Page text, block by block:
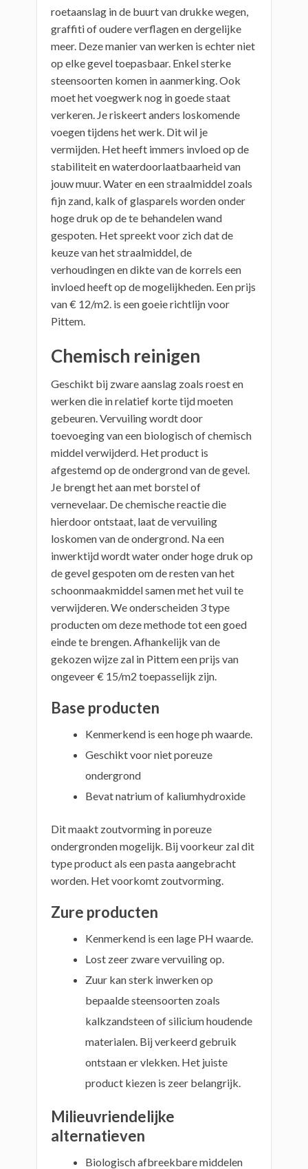
roetaanslag in de buurt van drukke wegen,
graffiti of oudere verflagen en dergelijke
meer. Deze manier van werken is echter niet
op elke gevel toepasbaar. Enkel sterke
steensoorten komen in aanmerking. Ook
moet het voegwerk nog in goede staat
verkeren. Je riskeert anders loskomende
voegen tijdens het werk. Dit wil je
vermijden. Het heeft immers invloed op de
stabiliteit en waterdoorlaatbaarheid van
jouw muur. Water en een straalmiddel zoals
fijn zand, kalk of glasparels worden onder
hoge druk op de te behandelen wand
gespoten. Het spreekt voor zich dat de
keuze van het straalmiddel, de
verhoudingen en dikte van de korrels een
invloed heeft op de mogelijkheden. Een prijs
van € 12/m2. is een goeie richtlijn voor
Pittem.
Chemisch reinigen
Geschikt bij zware aanslag zoals roest en
werken die in relatief korte tijd moeten
gebeuren. Vervuiling wordt door
toevoeging van een biologisch of chemisch
middel verwijderd. Het product is
afgestemd op de ondergrond van de gevel.
Je brengt het aan met borstel of
vernevelaar. De chemische reactie die
hierdoor ontstaat, laat de vervuiling
loskomen van de ondergrond. Na een
inwerktijd wordt water onder hoge druk op
de gevel gespoten om de resten van het
schoonmaakmiddel samen met het vuil te
verwijderen. We onderscheiden 3 type
producten om deze methode tot een goed
einde te brengen. Afhankelijk van de
gekozen wijze zal in Pittem een prijs van
ongeveer € 15/m2 toepasselijk zijn.
Base producten
Kenmerkend is een hoge ph waarde.
Geschikt voor niet poreuze
ondergrond
Bevat natrium of kaliumhydroxide
Dit maakt zoutvorming in poreuze
ondergronden mogelijk. Bij voorkeur zal dit
type product als een pasta aangebracht
worden. Het voorkomt zoutvorming.
Zure producten
Kenmerkend is een lage PH waarde.
Lost zeer zware vervuiling op.
Zuur kan sterk inwerken op
bepaalde steensoorten zoals
kalkzandsteen of silicium houdende
materialen. Bij verkeerd gebruik
ontstaan er vlekken. Het juiste
product kiezen is zeer belangrijk.
Milieuvriendelijke
alternatieven
Biologisch afbreekbare middelen